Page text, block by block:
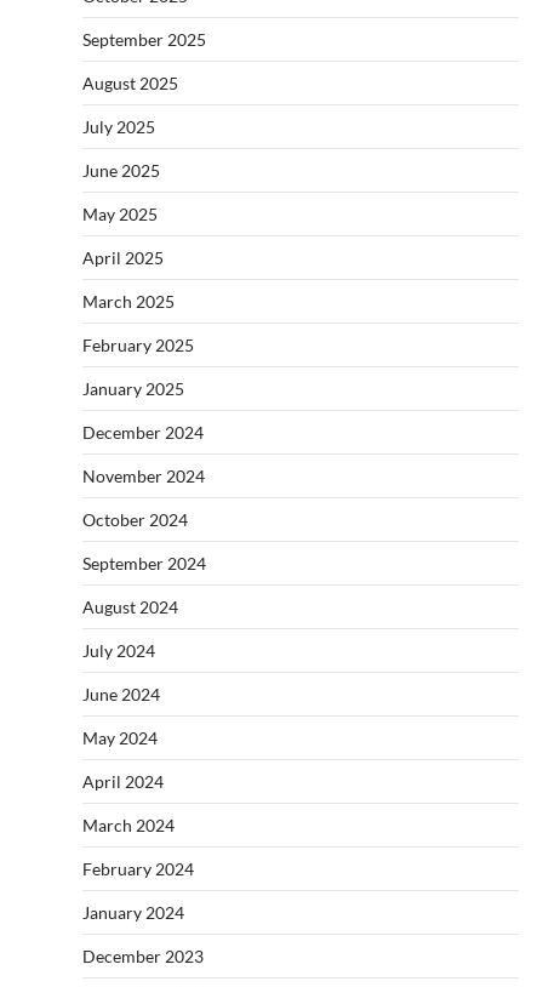
September 2025
August 2025
July 2025
June 2025
May 2025
April 2025
March 2025
February 2025
January 2025
December 2024
November 2024
October 2024
September 2024
August 2024
July 2024
June 2024
May 2024
April 2024
March 2024
February 2024
January 2024
December 2023